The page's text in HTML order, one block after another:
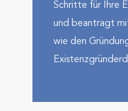
Schritte für Ihre
und beantragt
wie den